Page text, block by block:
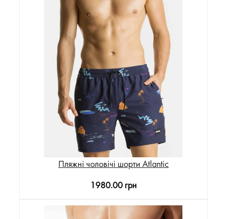
Пляжні чоловічі шорти Atlantic
1980.00 грн